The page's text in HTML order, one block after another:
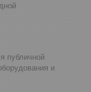
публичной
и